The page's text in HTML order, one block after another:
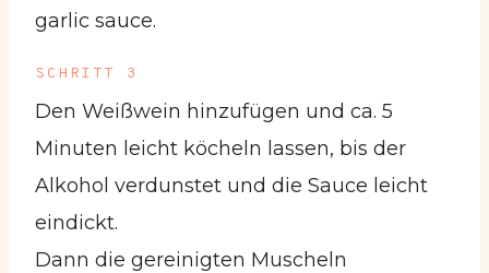
SCHRITT 3
Den Weißwein hinzufügen und ca. 5
Minuten leicht köcheln lassen, bis der
Alkohol verdunstet und die Sauce leicht
eindickt.
Dann die gereinigten Muscheln